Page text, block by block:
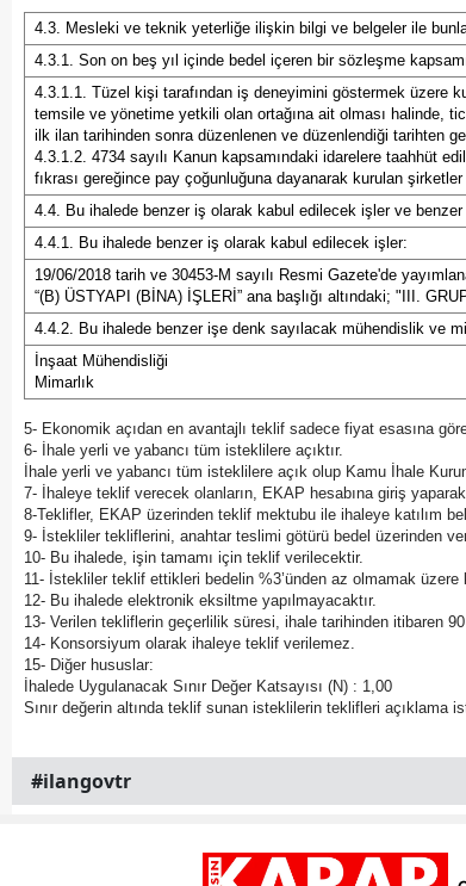
4.3. Mesleki ve teknik yeterliğe ilişkin bilgi ve belgeler ile
4.3.1. Son on beş yıl içinde bedel içeren bir sözleşme
4.3.1.1. Tüzel kişi tarafından iş deneyimini göstermek üzere
temsile ve yönetime yetkili olan ortağına ait olması halinde,
ilk ilan tarihinden sonra düzenlenen ve düzenlendiği tarihten
4.3.1.2. 4734 sayılı Kanun kapsamındaki idarelere taahhüt
fıkrası gereğince pay çoğunluğuna dayanarak kurulan
4.4. Bu ihalede benzer iş olarak kabul edilecek işler ve
4.4.1. Bu ihalede benzer iş olarak kabul edilecek işler:
19/06/2018 tarih ve 30453-M sayılı Resmi Gazete'de
“(B) ÜSTYAPI (BİNA) İŞLERİ” ana başlığı altındaki; "III.
4.4.2. Bu ihalede benzer işe denk sayılacak mühendislik ve
İnşaat Mühendisliği
Mimarlık
5- Ekonomik açıdan en avantajlı teklif sadece fiyat esasına
6- İhale yerli ve yabancı tüm isteklilere açıktır.
İhale yerli ve yabancı tüm isteklilere açık olup Kamu İhale
7- İhaleye teklif verecek olanların, EKAP hesabına giriş
8-Teklifler, EKAP üzerinden teklif mektubu ile ihaleye katılım
9- İstekliler tekliflerini, anahtar teslimi götürü bedel üzerinden
10- Bu ihalede, işin tamamı için teklif verilecektir.
11- İstekliler teklif ettikleri bedelin %3’ünden az olmamak
12- Bu ihalede elektronik eksiltme yapılmayacaktır.
13- Verilen tekliflerin geçerlilik süresi, ihale tarihinden itibaren
14- Konsorsiyum olarak ihaleye teklif verilemez.
15- Diğer hususlar:
İhalede Uygulanacak Sınır Değer Katsayısı (N) : 1,00
Sınır değerin altında teklif sunan isteklilerin teklifleri açıklama
#ilangovtr